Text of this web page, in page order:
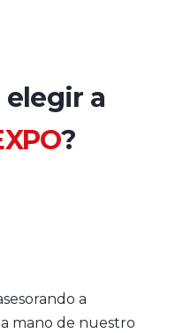
elegir a
?
a
mano de nuestro